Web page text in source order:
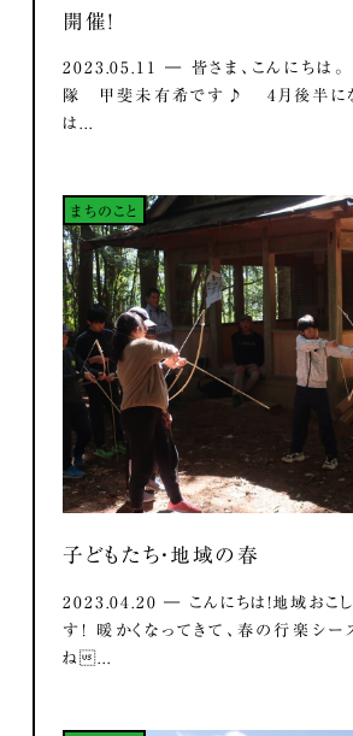
開催！
2023.05.11 ― 皆さま、こんにちは。
隊 甲斐未有希です♪ 4月後半にな
は...
まちのこと
子どもたち・地域の春
2023.04.20 ― こんにちは！地域おこ
す！ 暖かくなってきて、春の行楽シー
ね...